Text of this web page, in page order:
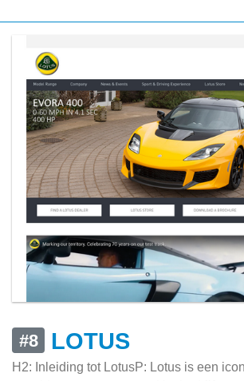
#8 LOTUS
H2: Inleiding tot LotusP: Lotus is een